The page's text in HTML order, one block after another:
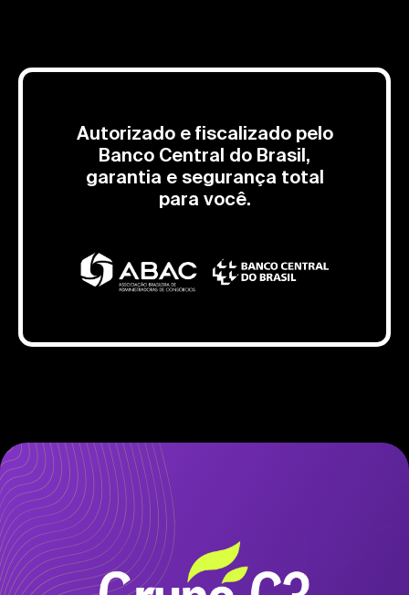
Autorizado e fiscalizado pelo
Banco Central do Brasil,
garantia e segurança total
para você.